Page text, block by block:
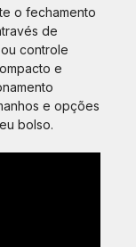
o fechamento
de
controle
e
e opções
bolso.